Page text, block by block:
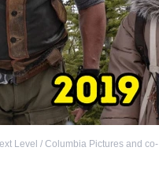
Level / Columbia Pictures and co-